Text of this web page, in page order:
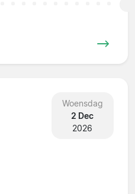
Woensdag
2 Dec
2026